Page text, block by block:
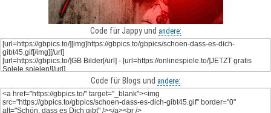
Code für Jappy und andere:
Code für Blogs und andere: